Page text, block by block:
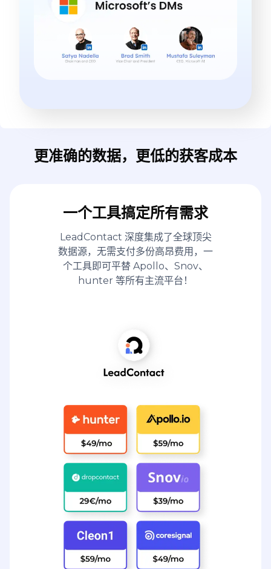
更准确的数据，更低的获客成本
一个工具搞定所有需求
LeadContact 深度集成了全球顶尖
数据源，无需支付多份高昂费用，一
个工具即可平替 Apollo、Snov、
hunter 等所有主流平台！